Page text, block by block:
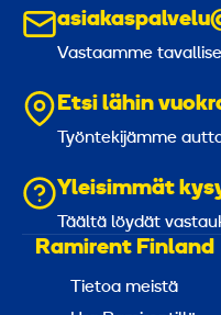
Vastaamme
Etsi lähin
Työntekijämme
Yleisimmät
Täältä löydät
Ramirent Finland
Tietoa meistä